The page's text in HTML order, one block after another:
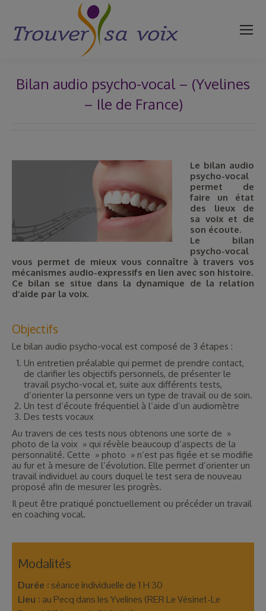
Bilan audio psycho-vocal – (Yvelines
– Ile de France)
Le bilan audio
psycho-vocal
permet de
faire un état
des lieux de
sa voix et de
son écoute.
Le bilan
psycho-vocal
vous permet de mieux vous connaître à travers vos
mécanismes audio-expressifs en lien avec son histoire.
Ce bilan se situe dans la dynamique de la relation
d’aide par la voix.
Objectifs
Le bilan audio psycho-vocal est composé de 3 étapes :
Un entretien préalable qui permet de prendre contact,
de clarifier les objectifs personnels, de présenter le
travail psycho-vocal et, suite aux différents tests,
d’orienter la personne vers un type de travail ou de soin.
Un test d’écoute fréquentiel à l’aide d’un audiomètre
Des tests vocaux
Au travers de ces tests nous obtenons une sorte de »
photo de la voix » qui révèle beaucoup d’aspects de la
personnalité. Cette » photo » n’est pas figée et se modifie
au fur et à mesure de l’évolution. Elle permet d’orienter un
travail individuel au cours duquel le test sera de nouveau
proposé afin de mesurer les progrès.
Il peut être pratiqué ponctuellement ou précéder un travail
en coaching vocal.
Durée :
Lieu : au Pecq dans les Yvelines (RER Le Vésinet-Le